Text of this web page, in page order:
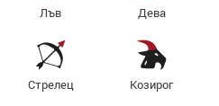
Лъв Дева
Стрелец Козирог